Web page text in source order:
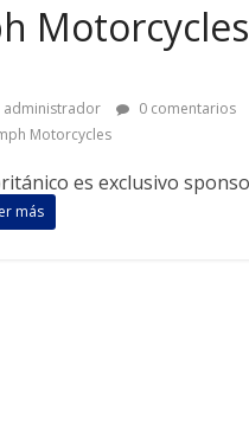
administrador 0 comentarios
Motorcycles
es exclusivo
más